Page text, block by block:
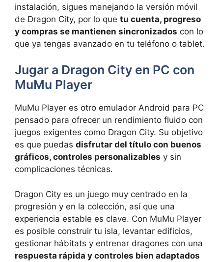
instalación, sigues manejando la versión móvil
de Dragon City, por lo que tu cuenta, progreso
y compras se mantienen sincronizados con lo
que ya tengas avanzado en tu teléfono o tablet.
Jugar a Dragon City en PC con
MuMu Player
MuMu Player es otro emulador Android para PC
pensado para ofrecer un rendimiento fluido con
juegos exigentes como Dragon City. Su objetivo
es que puedas disfrutar del título con buenos
gráficos, controles personalizables y sin
complicaciones técnicas.
Dragon City es un juego muy centrado en la
progresión y en la colección, así que una
experiencia estable es clave. Con MuMu Player
es posible construir tu isla, levantar edificios,
gestionar hábitats y entrenar dragones con una
respuesta rápida y controles bien adaptados